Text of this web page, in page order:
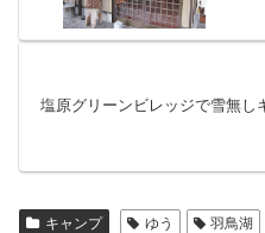
塩原グリーンビレッジで雪無し
キャンプ ゆう 羽鳥湖